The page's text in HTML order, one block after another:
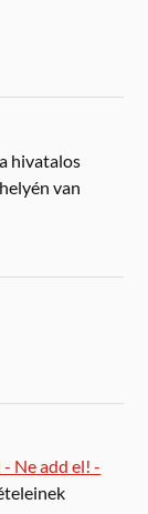
hivatalos
van
Ne add el! -